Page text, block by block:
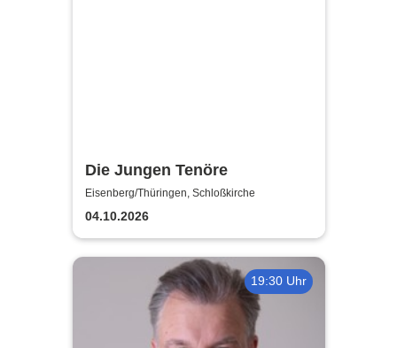
Die Jungen Tenöre
Eisenberg/Thüringen, Schloßkirche
04.10.2026
19:30 Uhr